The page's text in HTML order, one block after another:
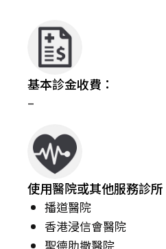
基本診金收費：
–
使用醫院或其他服務診所
播道醫院
香港浸信會醫院
聖德肋撒醫院